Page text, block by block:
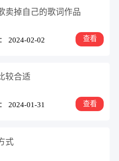
卖掉自己的歌词作品
2024-02-02 查看
较合适
2024-01-31 查看
式